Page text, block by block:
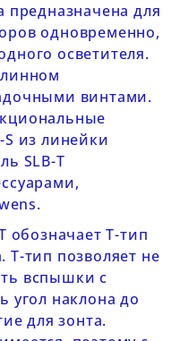
предназначена для
одновременно,
осветителя.
винтами.
S из линейки
SLB-T
обозначает Т-тип
T-тип позволяет не
вспышки с
угол наклона до
для зонта.